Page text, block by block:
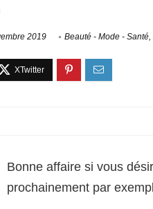
2019 Beauté - Mode - Santé,
Bonne affaire si vous
prochainement par